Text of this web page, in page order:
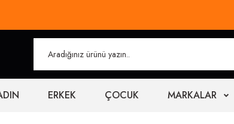
ERKEK ÇOCUK MARKALAR